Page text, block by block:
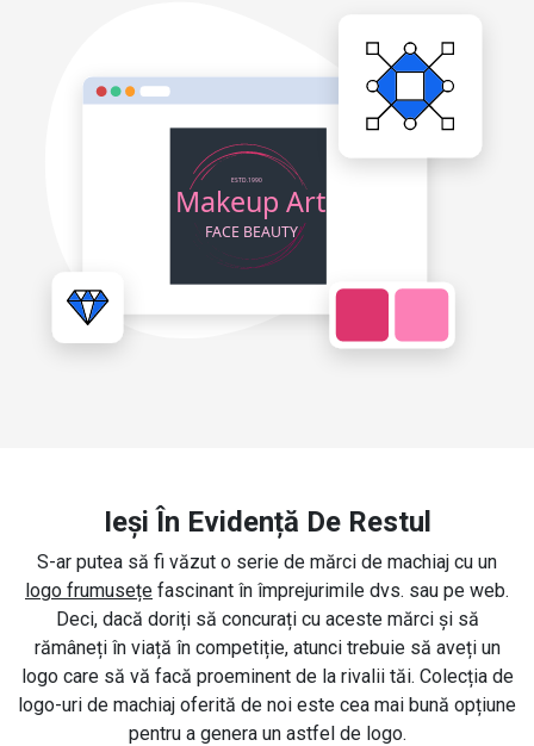
Ieși În Evidență De Restul
S-ar putea să fi văzut o serie de mărci de machiaj cu un
logo frumusețe fascinant în împrejurimile dvs. sau pe web.
Deci, dacă doriți să concurați cu aceste mărci și să
rămâneți în viață în competiție, atunci trebuie să aveți un
logo care să vă facă proeminent de la rivalii tăi. Colecția de
logo-uri de machiaj oferită de noi este cea mai bună opțiune
pentru a genera un astfel de logo.